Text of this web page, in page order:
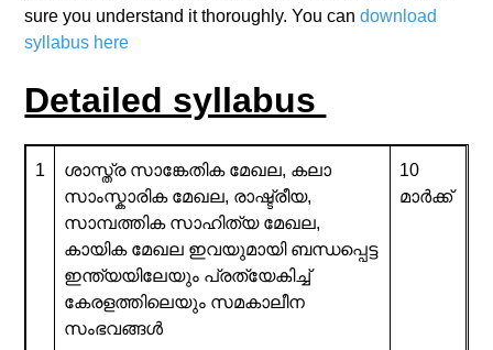
sure you understand it thoroughly. You candownload
syllabus here
Detailed syllabus
1
ശാസ്ത്ര സാങ്കേതിക മേഖല, കലാ
സാംസ്കാരിക മേഖല, രാഷ്ട്രീയ,
സാമ്പത്തിക സാഹിത്യ മേഖല,
കായിക മേഖല ഇവയുമായി ബന്ധപ്പെട്ട
ഇന്ത്യയിലേയും പ്രത്യേകിച്ച്
കേരളത്തിലെയും സമകാലീന
സംഭവങ്ങൾ
10
മാർക്ക്